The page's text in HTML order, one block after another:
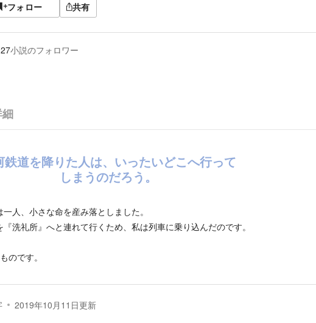
フォロー 共有
27小説のフォロワー
鉄道を降りた人は、いったいどこへ行って
しまうのだろう。
人、小さな命を産み落としました。
洗礼所』へと連れて行くため、私は列車に乗り込んだのです。
のです。
2019年10月11日更新